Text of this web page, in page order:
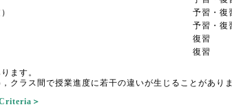
予習・復
予習・復
復習
復習
ります。
クラス間で授業進度に若干の違いが生じることがありま
＞